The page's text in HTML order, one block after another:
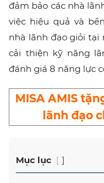
đảm bảo các nhà
việc hiệu quả và
nhà lãnh đạo giỏi tại
cải thiện kỹ năng
đánh giá 8 năng lực
MISA AMIS
lãnh đạo
Mục lục